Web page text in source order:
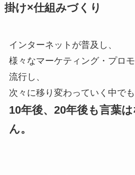
掛け×仕組みづくり
インターネットが普及し、
様々なマーケティング・プロ
流行し、
次々に移り変わっていく中でも
10年後、20年後も言葉
ん。